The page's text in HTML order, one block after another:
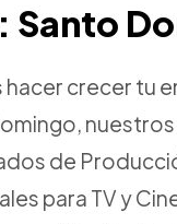
Santo
hacer crecer tu
de
para TV y